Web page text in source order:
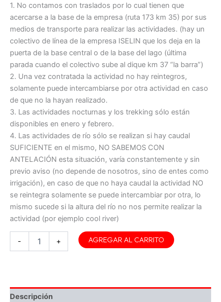
1. No contamos con traslados por lo cual tienen que
acercarse a la base de la empresa (ruta 173 km 35) por sus
medios de transporte para realizar las actividades. (hay un
colectivo de línea de la empresa ISELIN que los deja en la
puerta de la base central o de la base del lago (última
parada cuando el colectivo sube al dique km 37 “la barra”)
2. Una vez contratada la actividad no hay reintegros,
solamente puede intercambiarse por otra actividad en caso
de que no la hayan realizado.
3. Las actividades nocturnas y los trekking sólo están
disponibles en enero y febrero.
4. Las actividades de río sólo se realizan si hay caudal
SUFICIENTE en el mismo, NO SABEMOS CON
ANTELACIÓN esta situación, varía constantemente y sin
previo aviso (no depende de nosotros, sino de entes como
irrigación), en caso de que no haya caudal la actividad NO
se reintegra solamente se puede intercambiar por otra, lo
mismo sucede si la altura del río no nos permite realizar la
actividad (por ejemplo cool river)
- + AGREGAR AL CARRITO
Descripción